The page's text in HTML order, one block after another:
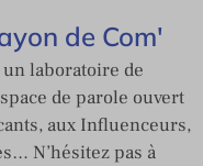
de Com'
laboratoire de
de parole ouvert
aux Influenceurs,
N’hésitez pas à